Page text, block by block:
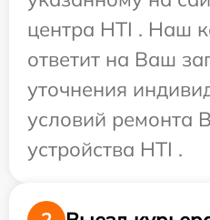
центра HTI . Наш
ответит на Ваш
уточнения
условий ремонта
устройства HTI .